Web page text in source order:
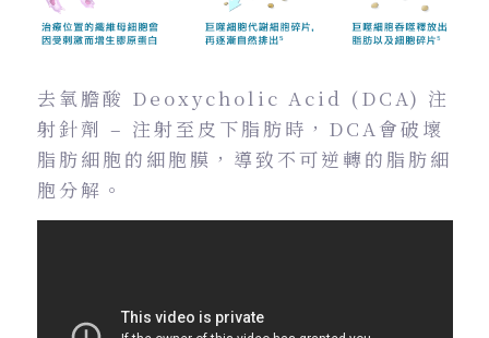
去氧膽酸 Deoxycholic Acid (DCA) 注
射針劑 – 注射至皮下脂肪時，DCA會破壞
脂肪細胞的細胞膜，導致不可逆轉的脂肪細
胞分解。